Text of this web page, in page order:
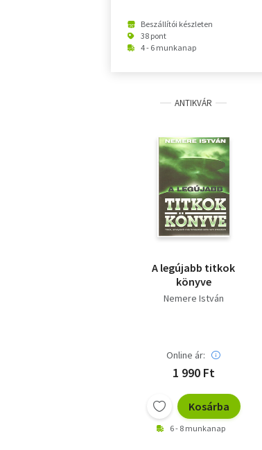
Beszállítói készleten
38 pont
4 - 6 munkanap
ANTIKVÁR
A legújabb titkok
könyve
Nemere István
Online ár:
1 990 Ft
Kosárba
6 - 8 munkanap